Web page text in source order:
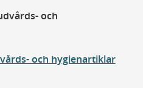
och
och hygienartiklar